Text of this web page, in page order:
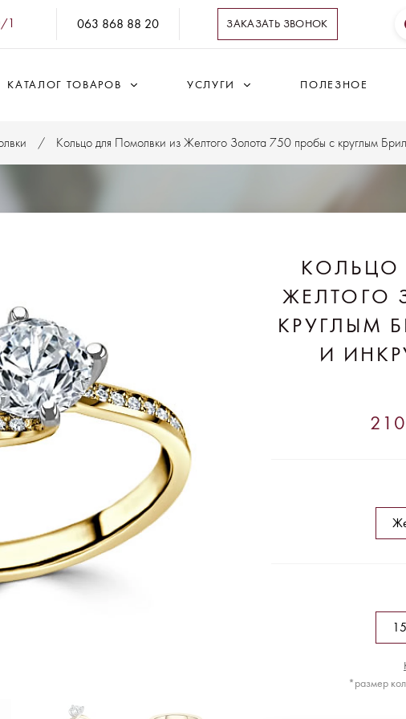
1 063 868 88 20 ЗАКАЗАТЬ ЗВОНОК
КАТАЛОГ ТОВАРОВ УСЛУГИ ПОЛЕЗНОЕ
Кольцо для Помолвки из Желтого Золота 750 пробы с круглым
КОЛЬЦО
ЖЕЛТОГО
КРУГЛЫМ
И
*размер